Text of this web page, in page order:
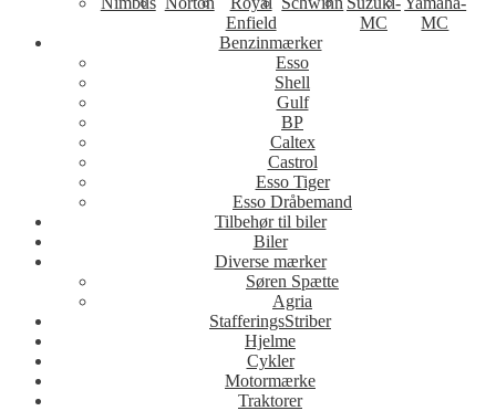
Enfield
MC
MC
Benzinmærker
Esso
Shell
Gulf
BP
Caltex
Castrol
Esso Tiger
Esso Dråbemand
Tilbehør til biler
Biler
Diverse mærker
Søren Spætte
Agria
StafferingsStriber
Hjelme
Cykler
Motormærke
Traktorer